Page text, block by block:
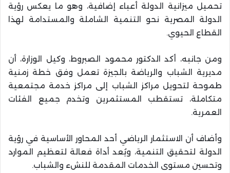
تحميل ميزانية الدولة أعباء إضافية، وهو ما يعكس رؤية
الدولة المصرية نحو التنمية الشاملة والمستدامة لهذا
القطاع الحيوي.
ومن جانبه، أكد الدكتور محمود الصبروط، وكيل الوزارة، أن
مديرية الشباب والرياضة بالجيزة تعمل وفق خطة زمنية
طموحة لتحويل مراكز الشباب إلى مراكز خدمة مجتمعية
متكاملة، تستقطب المستثمرين وتخدم جميع الفئات
العمرية.
وأضاف أن الاستثمار الرياضي أحد المحاور الأساسية في رؤية
الدولة لتحقيق التنمية، ويُعد أداة فعالة لتعظيم الموارد
وتحسين مستوى الخدمات المقدمة للنشء والشباب.